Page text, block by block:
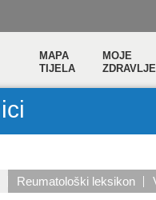
MAPA
TIJELA
MOJE
ZDRAVLJE
Reumatološki leksikon